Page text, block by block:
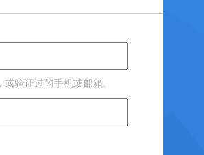
验证过的手机或邮箱。